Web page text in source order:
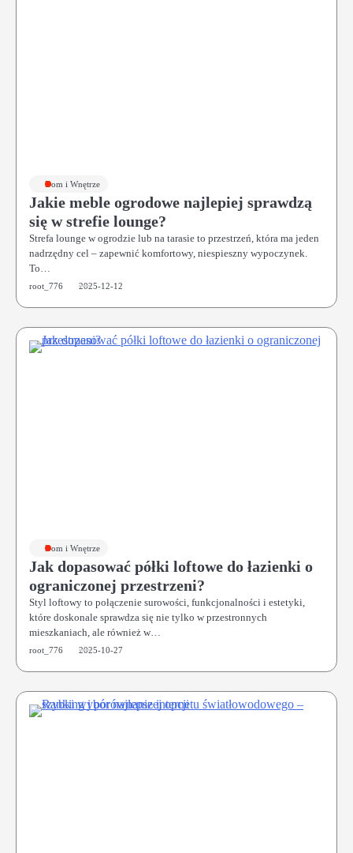
Dom i Wnętrze
Jakie meble ogrodowe najlepiej sprawdzą
się w strefie lounge?
Strefa lounge w ogrodzie lub na tarasie to przestrzeń, która ma jeden
nadrzędny cel – zapewnić komfortowy, niespieszny wypoczynek.
To…
root_776 2025-12-12
Dom i Wnętrze
Jak dopasować półki loftowe do łazienki o
ograniczonej przestrzeni?
Styl loftowy to połączenie surowości, funkcjonalności i estetyki,
które doskonale sprawdza się nie tylko w przestronnych
mieszkaniach, ale również w…
root_776 2025-10-27